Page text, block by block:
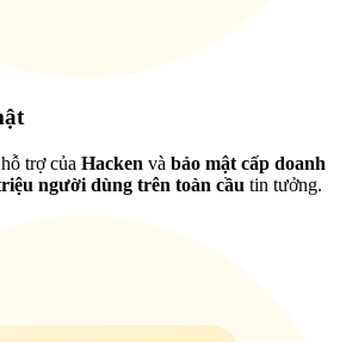
trợ của Hacken và bảo mật cấp doanh
người dùng trên toàn cầu tin tưởng.